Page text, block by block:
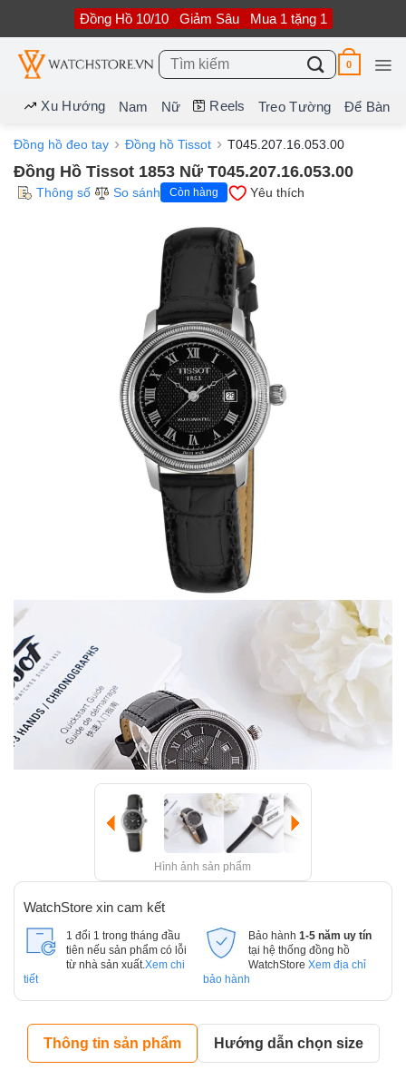
nội
dung
Đồng Hồ 10/10 Giảm Sâu Mua 1 tặng 1
Tìm
kiếm:
0
Xu Hướng Nam Nữ Reels Treo Tường Để Bàn
Đồng hồ đeo tay Đồng hồ Tissot T045.207.16.053.00
Đồng Hồ Tissot 1853 Nữ T045.207.16.053.00
Thông số So sánh Còn hàng Yêu thích
Hình ảnh sản phẩm
WatchStore xin cam kết
1 đổi 1 trong tháng đầu
tiên nếu sản phẩm có lỗi
từ nhà sản xuất. Xem chi
tiết
Bảo hành 1-5 năm uy tín
tại hệ thống đồng hồ
WatchStore Xem địa chỉ
bảo hành
Thông tin sản phẩm Hướng dẫn chọn size